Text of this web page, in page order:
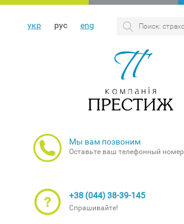
укр рус eng
Мы вам позвоним
Оставьте ваш телефонный номер
+38 (044) 38-39-145
Спрашивайте!